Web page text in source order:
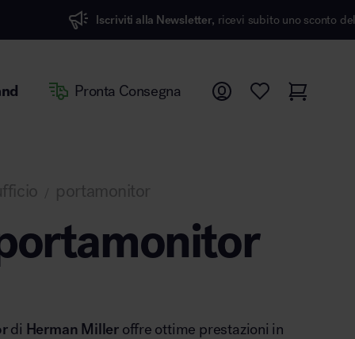
alla Newsletter, ricevi subito uno sconto del 7%
Pronta Consegna
portamonitor
di Herman Milleroffre ottime prestazioni in